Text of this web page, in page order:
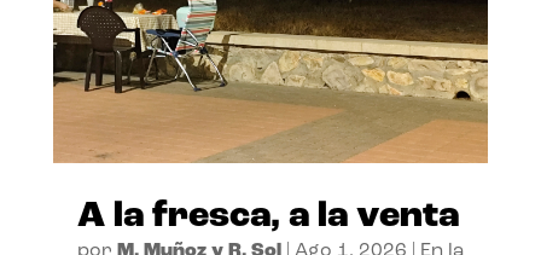
A la fresca, a la venta